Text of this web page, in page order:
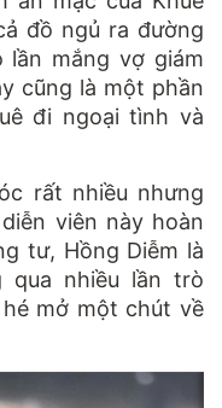
đồ ngủ ra đường
lần mắng vợ giám
cũng là một phần
đi ngoại tình và
rất nhiều nhưng
viên này hoàn
tư, Hồng Diễm là
qua nhiều lần trò
mở một chút về